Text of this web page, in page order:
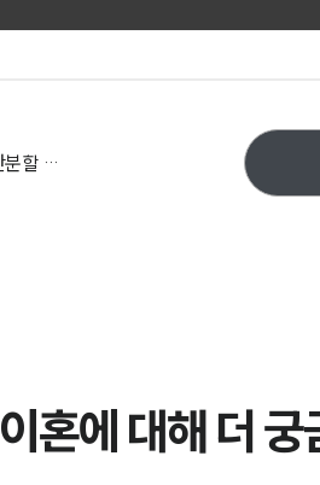
[이혼전문변호사 성공사례] 이혼시재산분할 2배 이상 증액, 이혼양육비 절반 감액
이혼에 대해 더